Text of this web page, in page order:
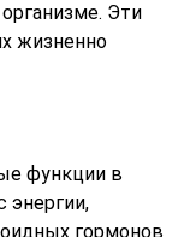
Эти
жизненно
функции в
энергии,
гормонов